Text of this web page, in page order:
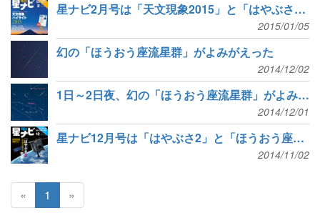
星ナビ2月号は「天文現象2015」と「はやぶさ2」の出帆
2015/01/05
幻の「ほうおう座流星群」がよみがえった
2014/12/02
1日～2日夜、幻の「ほうおう座流星群」がよみがえる？
2014/12/01
星ナビ12月号は「はやぶさ2」と「ほうおう座流星群」
2014/11/02
« 1 »